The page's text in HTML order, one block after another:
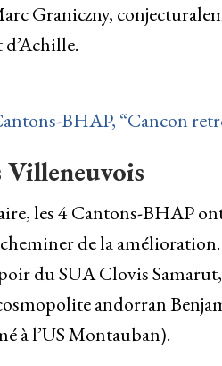
Graniczny,
BHAP, “Cancon
Villeneuvois
les 4 Cantons-BHAP
de la
du SUA Clovis
andorran
à l’US Montauban).